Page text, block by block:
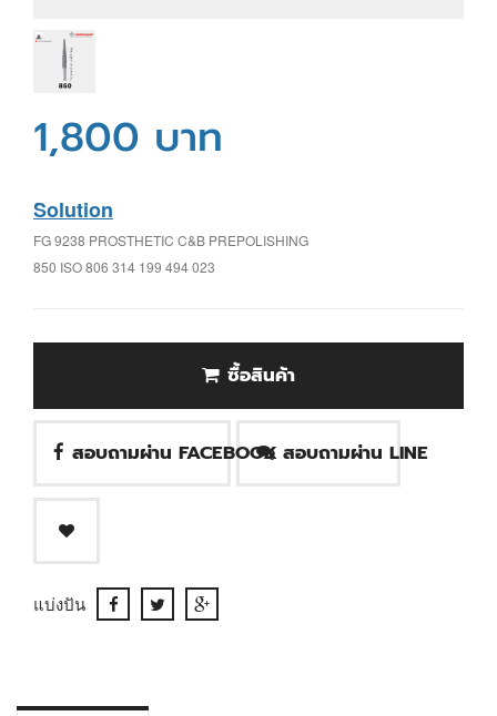
1,800 บาท
Solution
FG 9238 PROSTHETIC C&B PREPOLISHING
850 ISO 806 314 199 494 023
ซื้อสินค้า
สอบถามผ่าน FACEBOOK สอบถามผ่าน LINE
แบ่งปัน